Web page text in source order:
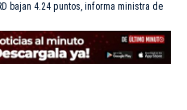
bajan 4.24 puntos, informa ministra de